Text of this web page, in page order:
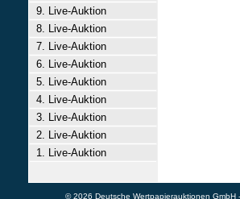
9. Live-Auktion
8. Live-Auktion
7. Live-Auktion
6. Live-Auktion
5. Live-Auktion
4. Live-Auktion
3. Live-Auktion
2. Live-Auktion
1. Live-Auktion
© 2026 Deutsche Wertpapierauktionen GmbH